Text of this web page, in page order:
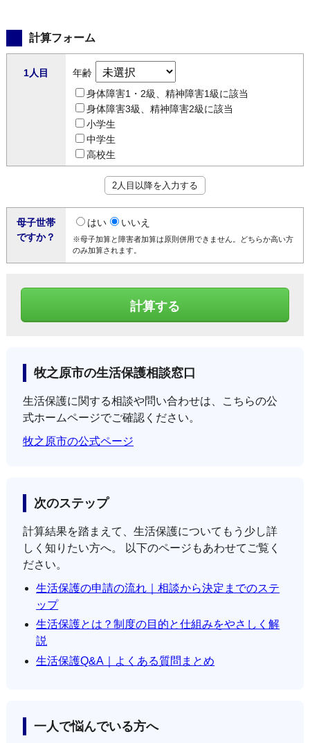
計算フォーム
1人目
年齢
身体障害1・2級、精神障害1級に該当
身体障害3級、精神障害2級に該当
小学生
中学生
高校生
2人目以降を入力する
母子世帯
ですか？
はい いいえ
※母子加算と障害者加算は原則併用できません。どちらか高い方
のみ加算されます。
牧之原市の生活保護相談窓口
生活保護に関する相談や問い合わせは、こちらの公
式ホームページでご確認ください。
牧之原市の公式ページ
次のステップ
計算結果を踏まえて、生活保護についてもう少し詳
しく知りたい方へ。 以下のページもあわせてご覧く
ださい。
生活保護の申請の流れ｜相談から決定までのステ
ップ
生活保護とは？制度の目的と仕組みをやさしく解
説
生活保護Q&A｜よくある質問まとめ
一人で悩んでいる方へ